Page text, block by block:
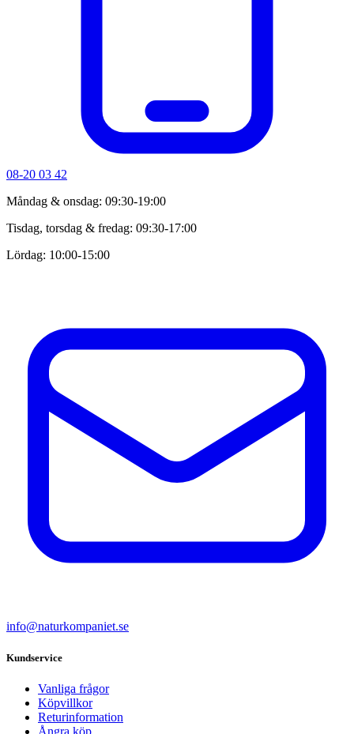
08-20 03 42
Måndag & onsdag: 09:30-19:00
Tisdag, torsdag & fredag: 09:30-17:00
Lördag: 10:00-15:00
info@naturkompaniet.se
Kundservice
Vanliga frågor
Köpvillkor
Returinformation
Ångra köp